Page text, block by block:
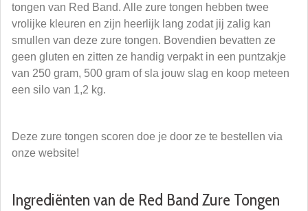
tongen van Red Band. Alle zure tongen hebben twee
vrolijke kleuren en zijn heerlijk lang zodat jij zalig kan
smullen van deze zure tongen. Bovendien bevatten ze
geen gluten en zitten ze handig verpakt in een puntzakje
van 250 gram, 500 gram of sla jouw slag en koop meteen
een silo van 1,2 kg.
Deze zure tongen scoren doe je door ze te bestellen via
onze website!
Ingrediënten van de Red Band Zure Tongen